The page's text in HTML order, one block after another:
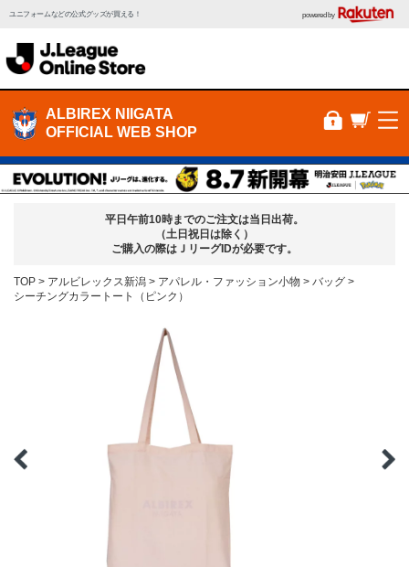
ユニフォームなどの公式グッズが買える！ powered by
ALBIREX NIIGATA
OFFICIAL WEB SHOP
平日午前10時までのご注文は当日出荷。
（土日祝日は除く）
ご購入の際はＪリーグIDが必要です。
TOP アルビレックス新潟 アパレル・ファッション小物
バッグ
シーチングカラートート（ピンク）